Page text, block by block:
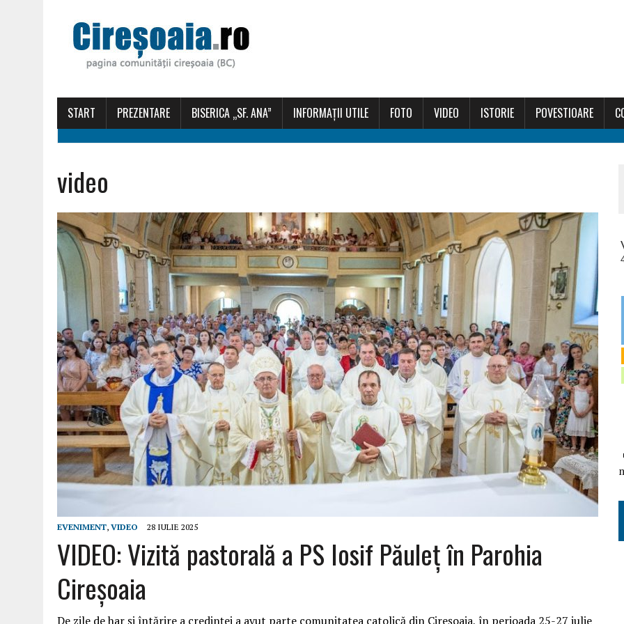
START PREZENTARE BISERICA „SF. ANA” INFORMAȚII UTILE FOTO VIDEO ISTORIE POVESTIOARE
video
EVENIMENT, VIDEO 28 IULIE 2025
VIDEO: Vizită pastorală a PS Iosif Păuleţ în Parohia
Cireşoaia
De zile de har şi întărire a credinţei a avut parte comunitatea catolică din Cireşoaia, în perioada 25-27 iulie